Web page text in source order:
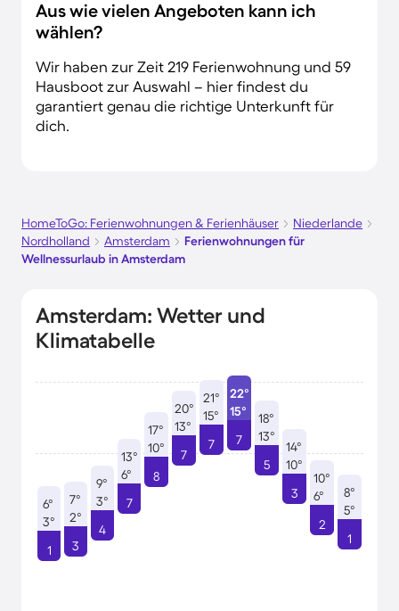
Aus wie vielen Angeboten kann ich
wählen?
Wir haben zur Zeit 219 Ferienwohnung und 59
Hausboot zur Auswahl – hier findest du
garantiert genau die richtige Unterkunft für
dich.
HomeToGo: Ferienwohnungen & Ferienhäuser
Niederlande
Nordholland
Amsterdam
Ferienwohnungen für
Wellnessurlaub in Amsterdam
Amsterdam: Wetter und
Klimatabelle
6°
3°
1
7°
2°
3
9°
3°
4
13°
6°
7
17°
10°
8
20°
13°
7
21°
15°
7
22°
15°
7
18°
13°
5
14°
10°
3
10°
6°
2
8°
5°
1